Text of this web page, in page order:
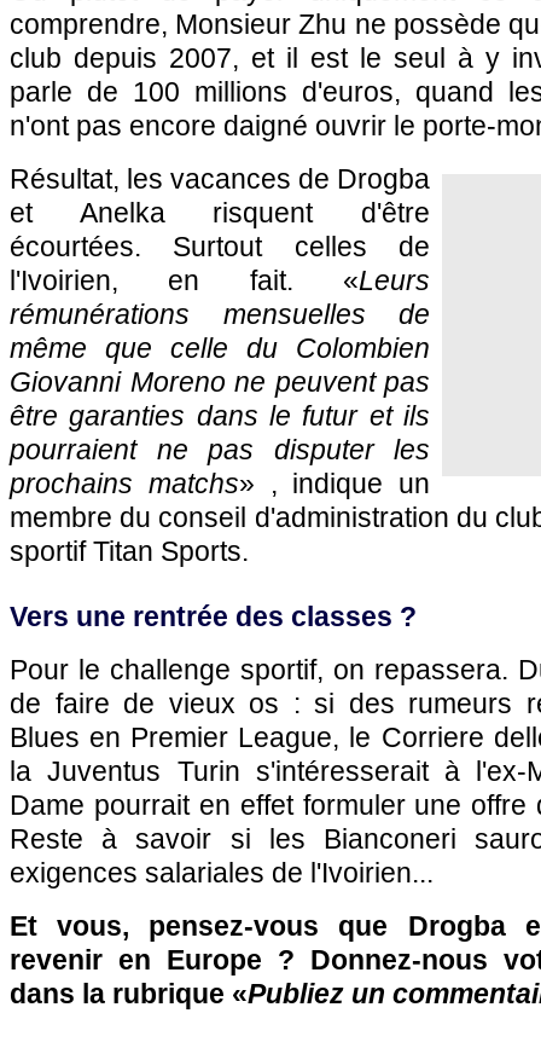
comprendre, Monsieur Zhu ne possède
club depuis 2007, et il est le seul à y
parle de 100 millions d'euros, quand
n'ont pas encore daigné ouvrir le porte-
Résultat, les vacances de Drogba
et Anelka risquent d'être
écourtées. Surtout celles de
l'Ivoirien, en fait. «Leurs
rémunérations mensuelles de
même que celle du Colombien
Giovanni Moreno ne peuvent pas
être garanties dans le futur et ils
pourraient ne pas disputer les
prochains matchs» , indique un
membre du conseil d'administration du
sportif Titan Sports.
Vers une rentrée des classes ?
Pour le challenge sportif, on repassera.
de faire de vieux os : si des rumeurs
Blues en Premier League, le Corriere
la Juventus Turin s'intéresserait à l'ex-
Dame pourrait en effet formuler une offre
Reste à savoir si les Bianconeri
exigences salariales de l'Ivoirien...
Et vous, pensez-vous que Drogba
revenir en Europe ? Donnez-nous
dans la rubrique «Publiez un